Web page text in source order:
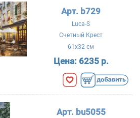
Арт. b729
Luca-S
Счетный Крест
61x32 см
Цена: 6235 р.
Арт. bu5055